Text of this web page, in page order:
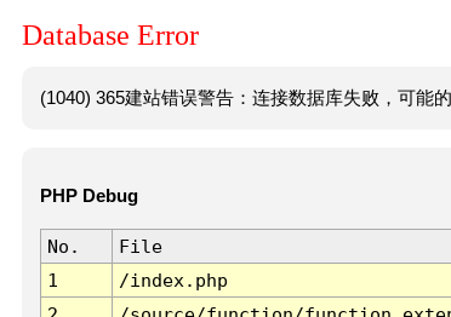
Database Error
(1040) 365建站错误警告：连接数据库失败，可能
PHP Debug
No. File
1
/index.php